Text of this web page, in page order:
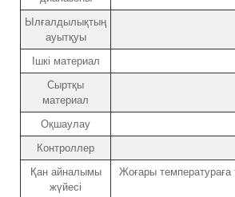
Ылғалдылықтың
ауытқуы
Ішкі материал
Сыртқы
материал
Оқшаулау
Контроллер
Қан айналымы
жүйесі
Жоғары температураға